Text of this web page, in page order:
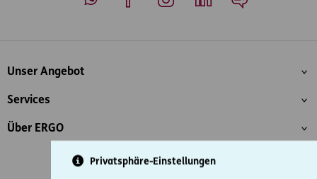
Privatsphäre-Einstellungen
Inhaltsübersicht
Unser Angebot
Services
Über ERGO